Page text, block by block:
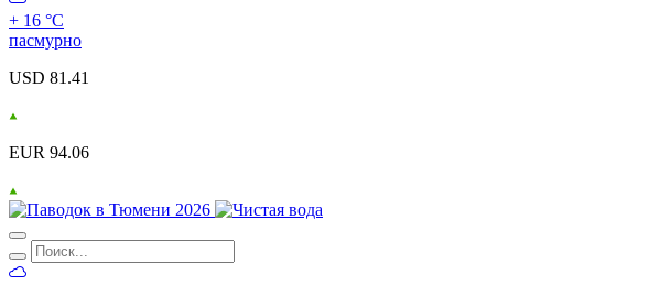
+ 16 °С
пасмурно
USD 81.41
EUR 94.06